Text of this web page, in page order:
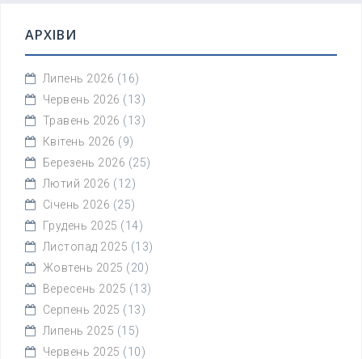
АРХІВИ
Липень 2026 (16)
Червень 2026 (13)
Травень 2026 (13)
Квітень 2026 (9)
Березень 2026 (25)
Лютий 2026 (12)
Січень 2026 (25)
Грудень 2025 (14)
Листопад 2025 (13)
Жовтень 2025 (20)
Вересень 2025 (13)
Серпень 2025 (13)
Липень 2025 (15)
Червень 2025 (10)